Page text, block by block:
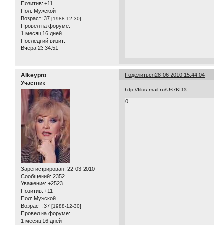
Позитив: +11
Пол: Мужской
Возраст: 37 [1988-12-30]
Провел на форуме:
1 месяц 16 дней
Последний визит:
Вчера 23:34:51
Поделиться28-06-2010 15:44:04
Alkeypro
Участник
Зарегистрирован: 22-03-2010
Сообщений: 2352
Уважение: +2523
Позитив: +11
Пол: Мужской
Возраст: 37 [1988-12-30]
Провел на форуме:
1 месяц 16 дней
http://files.mail.ru/U67KDX
0